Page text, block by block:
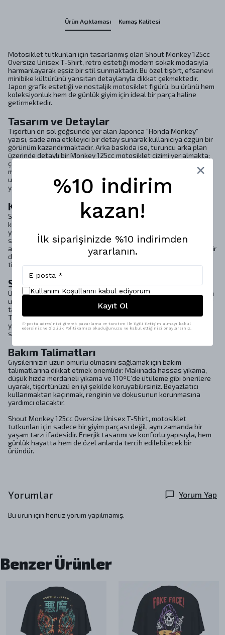
Ürün Açıklaması Kumaş Kalitesi
Motosiklet tutkunları için tasarlanmış olan Shout Monkey 125cc
Oversize Unisex T-Shirt, retro estetiği modern sokak modasıyla
harmanlayarak eşsiz bir stil sunmaktadır. Bu özel tişört, efsanevi
minibike kültürünü yansıtan detaylarıyla dikkat çekmektedir.
Japon grafik estetiği ve nostaljik motosiklet figürü, bu ürünü hem
koleksiyonluk hem de günlük giyim için ideal bir parça haline
getirmektedir.
Tasarım ve Detaylar
Tişörtün ön sol göğsünde yer alan Japonca “Honda Monkey”
yazısı, sade ama etkileyici bir detay sunarak kullanıcıya özgün bir
görünüm kazandırmaktadır. Arka baskıda ise, turuncu arka plan
üzerinde detaylı bir Monkey 125cc motosiklet çizimi yer almakta;
çevresindeki Japonca yazılar ve “Let’s Ride & Have Fun” mesajı,
macera dolu bir yaşam tarzını simgelemektedir. Bu tasarım
unsurları, tişörtü sadece bir giyim parçası olmaktan çıkararak, bir
yaşam tarzı ifadesi haline getirmektedir.
Konfor ve Kalite
Shout Monkey 125cc Oversize Unisex T-Shirt, %100 pamuk
kumaşından üretilmiştir. Bu yüksek kaliteli penye kumaş,
yumuşaklığı ve esnekliği ile yaz aylarında terletmeden konfor
sunar. Oversize kalıbı, maksimum hareket özgürlüğü sağlarken,
aynı zamanda şıklığı da beraberinde getirir. Sokak stiline enerjik bir
dokunuş katmak isteyenler için mükemmel bir seçenek olan bu
tişört, hem rahat hem de dikkat çekici bir görünüm sunmaktadır.
Sürdürülebilirlik ve Sağlık
Ürün, insan sağlığına zararlı hiçbir madde içermediğini belgeleyen
uluslararası OEKO-TEX® sertifikasına sahiptir. Kullanılan boyalar
tamamen güvenli olup, çevre dostu bir üretim sürecine sahiptir.
Tasarım sürecinde hayvansal materyal kullanılmaması, vegan
yaşam tarzını benimseyen kullanıcılar için de uygun bir seçenek
sunmaktadır.
Bakım Talimatları
Giysilerinizin uzun ömürlü olmasını sağlamak için bakım
talimatlarına dikkat etmek önemlidir. Makinada hassas yıkama,
düşük hızda merdaneli yıkama ve 110ºC’de ütüleme gibi önerilere
uyarak, tişörtünüzü en iyi şekilde koruyabilirsiniz. Beyazlatıcı
kullanmaktan kaçınmak, renginin ve dokusunun korunmasına
yardımcı olacaktır.
Shout Monkey 125cc Oversize Unisex T-Shirt, motosiklet
tutkunları için sadece bir giyim parçası değil, aynı zamanda bir
yaşam tarzı ifadesidir. Enerjik tasarımı ve konforlu yapısıyla, hem
günlük hayatta hem de özel anlarda tercih edilebilecek bir
üründür.
Yorumlar Yorum Yap
Bu ürün için henüz yorum yapılmamış.
Benzer Ürünler
%10 indirim
kazan!
İlk siparişinizde %10 indirimden
yararlanın.
Kullanım Koşullarını kabul ediyorum
Kayıt Ol
E-posta adresinizi girerek pazarlama ve tanıtım ile ilgili iletişim almayı kabul
edersiniz ve Gizlilik Politikamızı okuduğunuzu ve kabul ettiğinizi onaylarsınız.